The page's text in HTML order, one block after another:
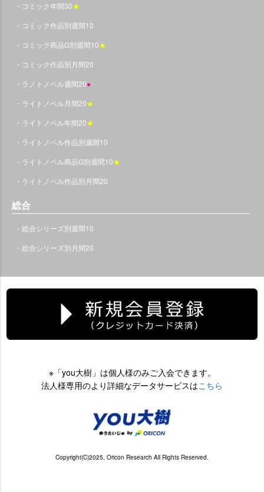
・コミック年間30★
・コミック作品別週間10
・コミック商品G別週間10★
・コミック作品別月間20
・ラノトノベル週間20●
・ライトノベル月間20★
・ライトノベル年間20★
・ライトノベル作品別週間10
・ライトノベル商品G別週間10★
・ライトノベル作品別月間20
総合
・総合シリーズ別週間10
・総合シリーズ別月間20
※「you大樹」は個人様のみご入会できます。
法人様専用のより詳細なデータサービスはこちら
Copyright(C)2025, Oricon Research All Rights Reserved.